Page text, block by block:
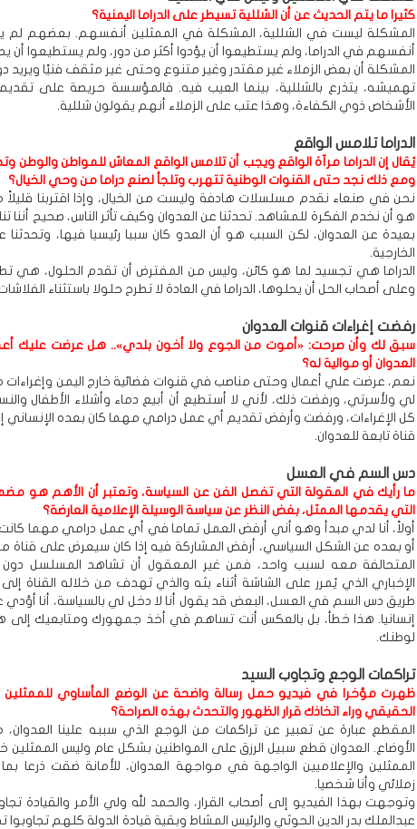
كثيرا ما يتم الحديث عن أن الشللية تسيطر على الدراما اليمنية؟
المشكلة ليست في الشللية، المشكلة في الممثلين أنفسهم. بعضهم لم
أنفسهم في الدراما، ولم يستطيعوا أن يؤدوا أكثر من دور، ولم يستطيعوا أن
المشكلة أن بعض الزملاء غير مقتدر وغير متنوع وحتى غير مثقف فنيًا ويريد
تهميشه، يتذرع بالشللية، بينما العيب فيه. فالمؤسسة حريصة على
الأشخاص ذوي الكفاءة، وهذا عتب على الزملاء أنهم يقولون شللية.
الدراما تلامس الواقع
يُقال إن الدراما مرآة الواقع ويجب أن تلامس الواقع المعاش للمواطن والوطن
ومع ذلك نجد حتى القنوات الوطنية تتهرب وتلجأ لصنع دراما من وحي الخيال؟
نحن في صنعاء نقدم مسلسلات هادفة وليست من الخيال، وإذا اقتربنا قليلاً
هو أن نخدم الفكرة للمشاهد. تحدثنا عن العدوان وكيف تأثر الناس، صحيح أننا
بعيدة عن العدوان، لكن السبب هو أن العدو كان سببا رئيسيا فيها، وتحدثنا
الخارجية.
الدراما هي تجسيد لما هو كائن، وليس من المفترض أن تقدم الحلول، هي
وعلى أصحاب الحل أن يحلوها، الدراما في العادة لا تطرح حلولا باستثناء
رفضت إغراءات قنوات العدوان
سبق لك وأن صرحت: «أموت من الجوع ولا أخون بلدي».. هل عرضت عليك
العدوان أو موالية له؟
نعم، عرضت علي أعمال وحتى مناصب في قنوات فضائية خارج اليمن وإغراءات
لي ولأسرتي، ورفضت ذلك، لأني لا أستطيع أن أبيع دماء وأشلاء الأطفال
كل الإغراءات، ورفضت وأرفض تقديم أي عمل درامي مهما كان بعده الإنساني
قناة تابعة للعدوان.
دس السم في العسل
ما رأيك في المقولة التي تفصل الفن عن السياسة، وتعتبر أن الأهم هو
التي يقدمها الممثل، بغض النظر عن سياسة الوسيلة الإعلامية العارضة؟
أولاً، أنا لدي مبدأ وهو أني أرفض العمل تماما في أي عمل درامي مهما كانت
أو بعده عن الشكل السياسي، أرفض المشاركة فيه إذا كان سيعرض على قناة
المتحالفة معه لسبب واحد، فمن غير المعقول أن تشاهد المسلسل دون
الإخباري الذي يُمرر على الشاشة أثناء بثه والذي تهدف من خلاله القناة
طريق دس السم في العسل، البعض قد يقول أنا لا دخل لي بالسياسة، أنا أؤدي
إنسانيا. هذا خطأ، بل بالعكس أنت تساهم في أخذ جمهورك ومتابعيك إلى
لوطنك.
تراكمات الوجع وتجاوب السيد
ظهرت مؤخرا في فيديو حمل رسالة واضحة عن الوضع المأساوي للممثلين
الحقيقي وراء اتخاذك قرار الظهور والتحدث بهذه الصراحة؟
المقطع عبارة عن تعبير عن تراكمات من الوجع الذي سببه علينا
الأوضاع. العدوان قطع سبيل الرزق على المواطنين بشكل عام وليس الممثلين
الممثلين والإعلاميين الواجهة في مواجهة العدوان، للأمانة ضقت ذرعا
زملائي وأنا شخصيا.
وتوجهت بهذا الفيديو إلى أصحاب القرار، والحمد لله ولي الأمر والقيادة
عبدالملك بدر الدين الحوثي والرئيس المشاط وبقية قيادة الدولة كلهم تجاوبوا